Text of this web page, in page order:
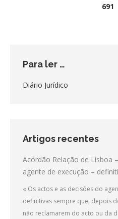
691
Para ler …
Diário Jurídico
Artigos recentes
Acórdão Relação de Lisboa
agente de execução –
« Os actos e as decisões do
definitivas sempre que, depois
não reclamarem do acto ou da